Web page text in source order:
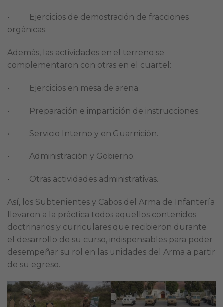
• Ejercicios de demostración de fracciones
orgánicas.
Además, las actividades en el terreno se
complementaron con otras en el cuartel:
• Ejercicios en mesa de arena.
• Preparación e impartición de instrucciones.
• Servicio Interno y en Guarnición.
• Administración y Gobierno.
• Otras actividades administrativas.
Así, los Subtenientes y Cabos del Arma de Infantería
llevaron a la práctica todos aquellos contenidos
doctrinarios y curriculares que recibieron durante
el desarrollo de su curso, indispensables para poder
desempeñar su rol en las unidades del Arma a partir
de su egreso.